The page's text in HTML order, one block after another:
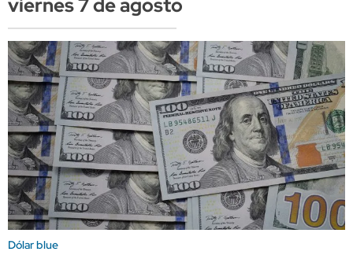
viernes 7 de agosto
Dólar blue